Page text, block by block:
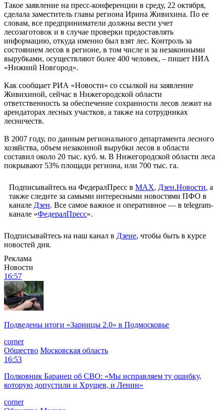
Такое заявление на пресс-конференции в среду, 22 октября,
сделала заместитель главы региона Ирина Живихина. По ее
словам, все предприниматели должны вести учет
лесозаготовок и в случае проверки предоставлять
информацию, откуда именно был взят лес. Контроль за
состоянием лесов в регионе, в том числе и за незаконными
вырубками, осуществляют более 400 человек, – пишет НИА
«Нижний Новгород».
Как сообщает РИА «Новости» со ссылкой на заявление
Живихиной, сейчас в Нижегородской области
ответственность за обеспечение сохранности лесов лежит на
арендаторах лесных участков, а также на сотрудниках
лесничеств.
В 2007 году, по данным регионального департамента лесного
хозяйства, объем незаконной вырубки лесов в области
составил около 20 тыс. куб. м. В Нижегородской области леса
покрывают 53% площади региона, или 700 тыс. га.
Подписывайтесь на ФедералПресс в МАХ, Дзен.Новости, а
также следите за самыми интересными новостями ПФО в
канале Дзен. Все самое важное и оперативное — в telegram-
канале «ФедералПресс».
Подписывайтесь на наш канал в Дзене, чтобы быть в курсе
новостей дня.
Реклама
Новости
16:57
Подведены итоги «Зарницы 2.0» в Подмосковье
corner
Общество Московская область
16:53
Полковник Баранец об СВО: «Мы исправляем ту ошибку,
которую допустили и Хрущев, и Ленин»
corner